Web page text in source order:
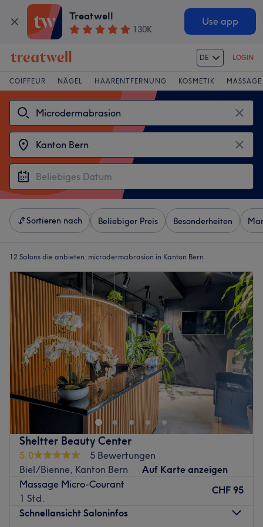
Treatwell
130K
Use app
DE LOGIN
COIFFEUR NÄGEL HAARENTFERNUNG KOSMETIK MASSAGE
Sortieren nach Beliebiger Preis Besonderheiten
12 Salons die anbieten: microdermabrasion in Kanton Bern
Sheltter Beauty Center
5.0
5 Bewertungen
Biel/Bienne, Kanton Bern
Auf Karte anzeigen
Massage Micro-Courant
1 Std.
CHF 95
Schnellansicht Saloninfos